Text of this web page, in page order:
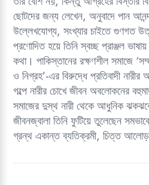
ছোটদের জন্য লেখেন, অনুবাদে পান
উল্লেখযোগ্য, সংখ্যার চাইতে গুণগত
প্রণোদিত হয়ে তিনি স্বচ্ছ প্রাঞ্জল
কথা। পাকিস্তানের রক্ষণশীল সমাজে
ও নিগ্রহ’-এর বিরুদ্ধে প্রতিবাদী
গল্পে নারীর চোখে জীবন অবলোকনের
সমাজের দুস্থ নারী থেকে আধুনিক
জীবনজ্বালা তিনি ফুটিয়ে তুলেছেন
গ্রন্থ একান্ত ব্যতিক্রমী, চিত্ত